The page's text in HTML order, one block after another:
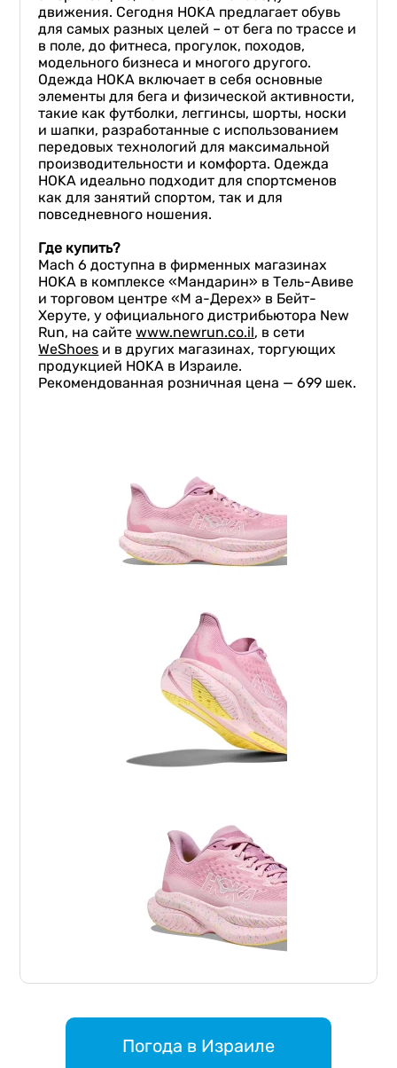
движения. Сегодня HOKA предлагает обувь
для самых разных целей – от бега по трассе и
в поле, до фитнеса, прогулок, походов,
модельного бизнеса и многого другого.
Одежда HOKA включает в себя основные
элементы для бега и физической активности,
такие как футболки, леггинсы, шорты, носки
и шапки, разработанные с использованием
передовых технологий для максимальной
производительности и комфорта. Одежда
HOKA идеально подходит для спортсменов
как для занятий спортом, так и для
повседневного ношения.
Где купить?
Mach 6 доступна в фирменных магазинах
HOKA в комплексе «Мандарин» в Тель-Авиве
и торговом центре «М а-Дерех» в Бейт-
Херуте, у официального дистрибьютора New
Run, на сайтеwww.newrun.co.il, в сети
WeShoes и в других магазинах, торгующих
продукцией HOKA в Израиле.
Рекомендованная розничная цена — 699 шек.
Погода в Израиле